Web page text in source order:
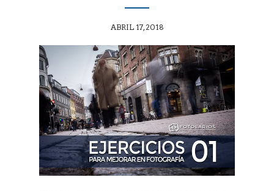
ABRIL 17, 2018